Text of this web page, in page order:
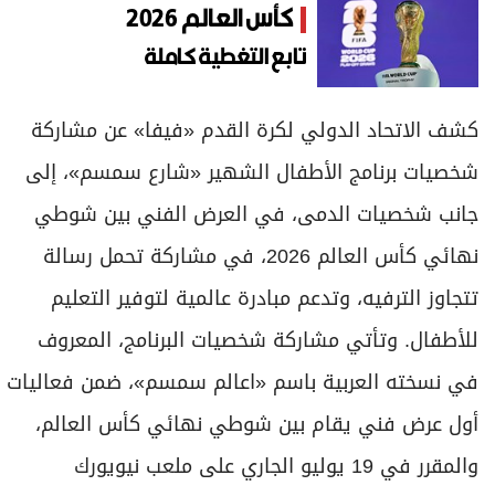
كأس العالم 2026
تابع التغطية كاملة
كشف الاتحاد الدولي لكرة القدم «فيفا» عن مشاركة
شخصيات برنامج الأطفال الشهير «شارع سمسم»، إلى
جانب شخصيات الدمى، في العرض الفني بين شوطي
نهائي كأس العالم 2026، في مشاركة تحمل رسالة
تتجاوز الترفيه، وتدعم مبادرة عالمية لتوفير التعليم
للأطفال. وتأتي مشاركة شخصيات البرنامج، المعروف
في نسخته العربية باسم «اعالم سمسم»، ضمن فعاليات
أول عرض فني يقام بين شوطي نهائي كأس العالم،
والمقرر في 19 يوليو الجاري على ملعب نيويورك